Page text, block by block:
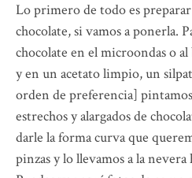
Lo primero de todo es
chocolate, si vamos a ponerla.
chocolate en el microondas o
y en un acetato limpio, un
orden de preferencia]
estrechos y alargados de
darle la forma curva que
pinzas y lo llevamos a la nevera